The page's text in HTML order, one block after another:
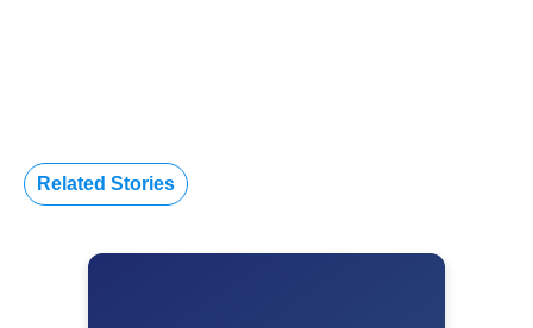
Related Stories